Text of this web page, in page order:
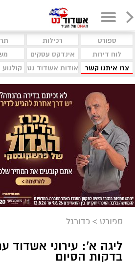
ספורט רכילות
לוח דירות
אינדקס עסקים
צרו איתנו קשר
אודות אשדוד נט
ספורט > כדורגל
ליגה א': עירוני אשדוד
בדקות הסיום